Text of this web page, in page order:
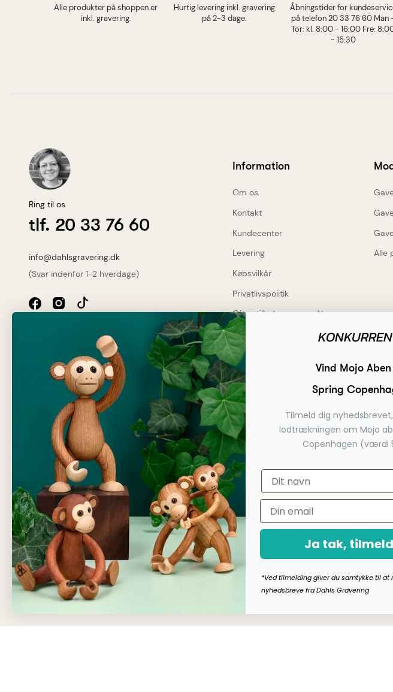
Alle produkter på shoppen er
inkl. gravering.
Hurtig levering inkl. gravering
på 2-3 dage.
Åbningstider for
på telefon 20 33 76 60 Man
Tor: kl. 8:00 - 16:00 Fre:
- 15:30
Ring til os
tlf. 20 33 76 60
info@dahlsgravering.dk
(Svar indenfor 1-2 hverdage)
Dahlsgravering.dk
Øster Løgumvej 13 B
Genner
6230 Rødekro
Information
Om os
Kontakt
Kundecenter
Levering
Købsvilkår
Privatlivspolitik
Ofte stillede spørgsmål
Dine fordele
Gratis gravering på alt
2-3 dags levering
Sikker betaling
Kundeservice telefon
Dansk webshop
Alle
Vind Mojo
Spring
Tilmeld dig
lodtrækningen om Mojo
Copenhagen (værdi
Ja tak,
*Ved tilmelding giver du samtykke til at
nyhedsbreve fra Dahls Gravering